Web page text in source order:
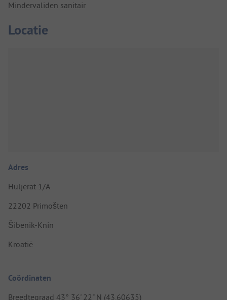
Mindervaliden sanitair
Locatie
Adres
Huljerat 1/A
22202 Primošten
Šibenik-Knin
Kroatië
Coördinaten
Breedtegraad 43° 36' 22" N (43.60635)